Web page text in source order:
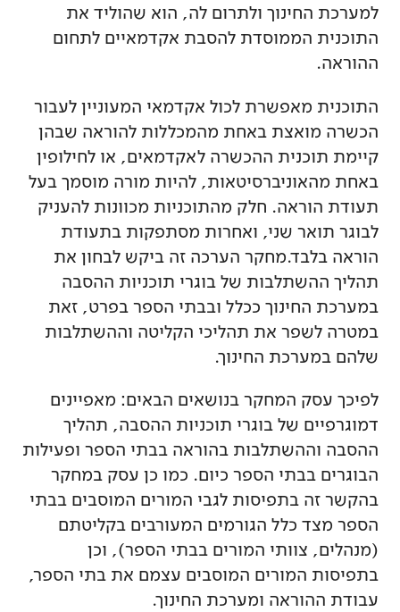
למערכת החינוך ולתרום לה, הוא שהוליד את
התוכנית הממוסדת להסבת אקדמאיים לתחום
ההוראה.
התוכנית מאפשרת לכול אקדמאי המעוניין לעבור
הכשרה מואצת באחת מהמכללות להוראה שבהן
קיימת תוכנית ההכשרה לאקדמאים, או לחילופין
באחת מהאוניברסיטאות, להיות מורה מוסמך בעל
תעודת הוראה. חלק מהתוכניות מכוונות להעניק
לבוגר תואר שני, ואחרות מסתפקות בתעודת
הוראה בלבד.מחקר הערכה זה ביקש לבחון את
תהליך ההשתלבות של בוגרי תוכניות ההסבה
במערכת החינוך ככלל ובבתי הספר בפרט, זאת
במטרה לשפר את תהליכי הקליטה וההשתלבות
שלהם במערכת החינוך.
לפיכך עסק המחקר בנושאים הבאים: מאפיינים
דמוגרפיים של בוגרי תוכניות ההסבה, תהליך
ההסבה וההשתלבות בהוראה בבתי הספר ופעילות
הבוגרים בבתי הספר כיום. כמו כן עסק במחקר
בהקשר זה בתפיסות לגבי המורים המוסבים בבתי
הספר מצד כלל הגורמים המעורבים בקליטתם
(מנהלים, צוותי המורים בבתי הספר), וכן
בתפיסות המורים המוסבים עצמם את בתי הספר,
עבודת ההוראה ומערכת החינוך.